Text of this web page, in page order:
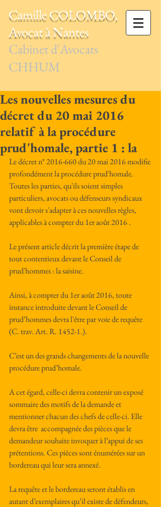
Camille COLOMBO,
Avocat à Nantes
Cabinet d'Avocats
CHHUM
Les nouvelles mesures du
décret du 20 mai 2016
relatif à la procédure
prud'homale, partie 1 : la
Le décret n° 2016-660 du 20 mai 2016 modifie
profondément la procédure prud'homale.
Toutes les parties, qu'ils soient simples
particuliers, avocats ou défenseurs syndicaux
vont devoir s'adapter à ces nouvelles règles,
applicables à compter du 1er août 2016 .
Le présent article décrit la première étape de
tout contentieux devant le Conseil de
prud'hommes : la saisine.
Ainsi, à compter du 1er août 2016, toute
instance introduite devant le Conseil de
prud’hommes devra l'être par voie de requête
(C. trav. Art. R. 1452-1.).
C’est un des grands changements de la nouvelle
procédure prud’homale.
A cet égard, celle-ci devra contenir un exposé
sommaire des motifs de la demande et
mentionner chacun des chefs de celle-ci. Elle
devra être  accompagnée des pièces que le
demandeur souhaite invoquer à l’appui de ses
prétentions. Ces pièces sont énumérées sur un
bordereau qui leur sera annexé.
La requête et le bordereau seront établis en
autant d’exemplaires qu’il existe de défendeurs,